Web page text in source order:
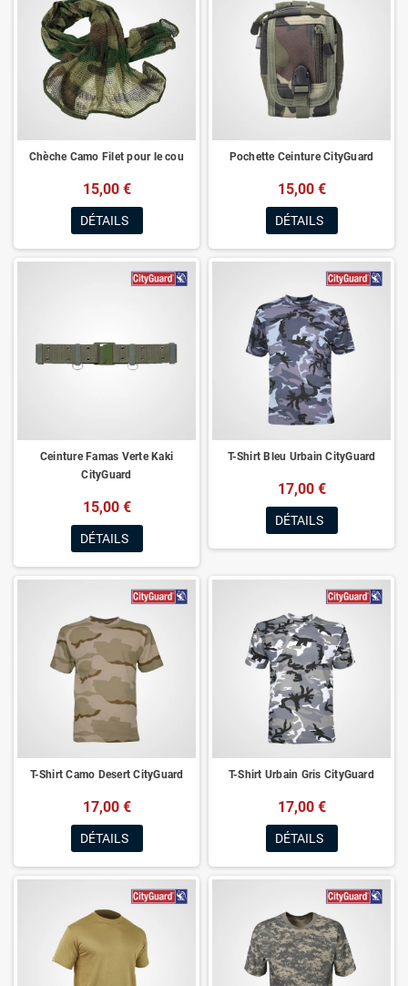
Chèche Camo Filet pour le cou
15,00 €
DÉTAILS
Pochette Ceinture CityGuard
15,00 €
DÉTAILS
Ceinture Famas Verte Kaki
CityGuard
15,00 €
DÉTAILS
T-Shirt Bleu Urbain CityGuard
17,00 €
DÉTAILS
T-Shirt Camo Desert CityGuard
17,00 €
DÉTAILS
T-Shirt Urbain Gris CityGuard
17,00 €
DÉTAILS